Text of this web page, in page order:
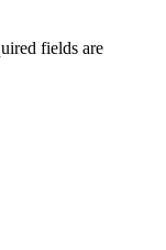
fields are